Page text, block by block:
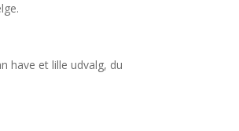
have et lille udvalg, du